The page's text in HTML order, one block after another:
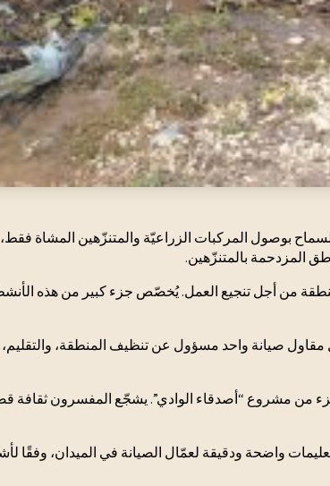
بوصول المركبات الزراعيّة والمتنزّهين المشاة
المزدحمة بالمتنزّهين.
من أجل تنجيع العمل. يُخصّص جزء كبير من هذه
مقاول صيانة واحد مسؤول عن تنظيف المنطقة،
من مشروع “أصدقاء الوادي”. يشجّع المفسرون ثقافة
واضحة ودقيقة لعمّال الصيانة في الميدان، وفقًا